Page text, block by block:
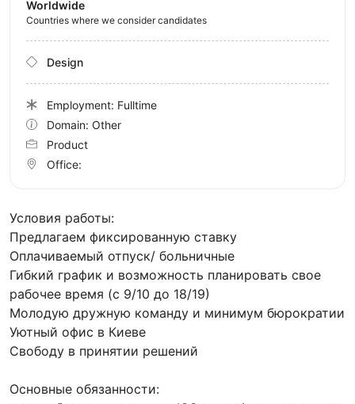
Условия работы:
Предлагаем фиксированную ставку
Оплачиваемый отпуск/ больничные
Гибкий график и возможность планировать свое
рабочее время (с 9/10 до 18/19)
Молодую дружную команду и минимум бюрократии
Уютный офис в Киеве
Свободу в принятии решений
Основные обязанности:
Worldwide
Countries where we consider candidates
Design
Employment: Fulltime
Domain: Other
Product
Office: